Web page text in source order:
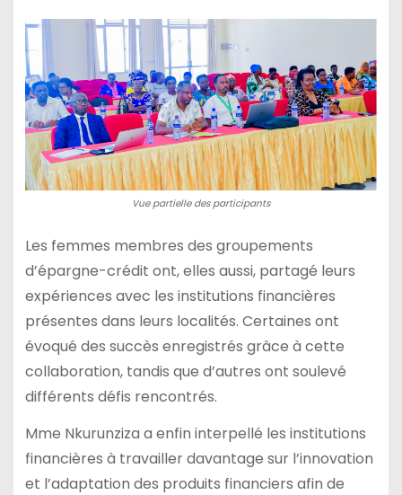
Vue partielle des participants
Les femmes membres des groupements
d’épargne-crédit ont, elles aussi, partagé leurs
expériences avec les institutions financières
présentes dans leurs localités. Certaines ont
évoqué des succès enregistrés grâce à cette
collaboration, tandis que d’autres ont soulevé
différents défis rencontrés.
Mme Nkurunziza a enfin interpellé les institutions
financières à travailler davantage sur l’innovation
et l’adaptation des produits financiers afin de